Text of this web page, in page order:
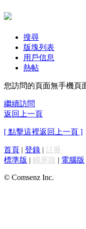
搜尋
版塊列表
用戶信息
熱帖
您訪問的頁面無手機頁
繼續訪問
返回上一頁
[ 點擊這裡返回上一頁 ]
首頁 | 登錄 | 註冊
標準版 | 觸屏版 | 電腦版
© Comsenz Inc.